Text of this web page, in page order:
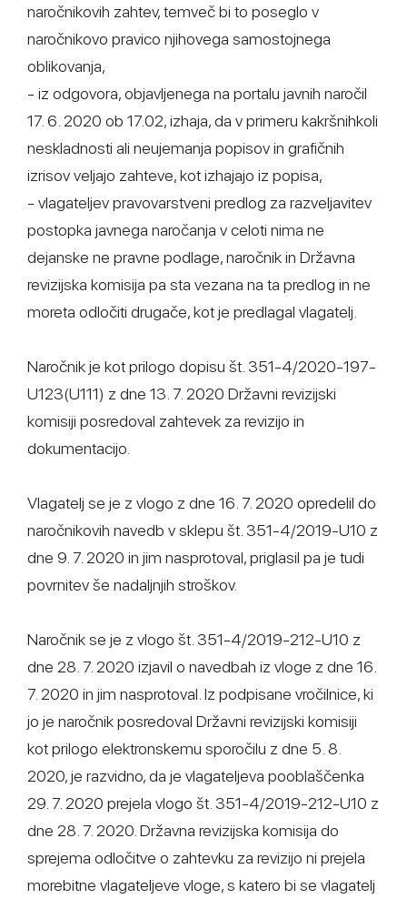
naročnikovih zahtev, temveč bi to poseglo v
naročnikovo pravico njihovega samostojnega
oblikovanja,
- iz odgovora, objavljenega na portalu javnih naročil
17. 6. 2020 ob 17.02, izhaja, da v primeru kakršnihkoli
neskladnosti ali neujemanja popisov in grafičnih
izrisov veljajo zahteve, kot izhajajo iz popisa,
- vlagateljev pravovarstveni predlog za razveljavitev
postopka javnega naročanja v celoti nima ne
dejanske ne pravne podlage, naročnik in Državna
revizijska komisija pa sta vezana na ta predlog in ne
moreta odločiti drugače, kot je predlagal vlagatelj.
Naročnik je kot prilogo dopisu št. 351-4/2020-197-
U123(U111) z dne 13. 7. 2020 Državni revizijski
komisiji posredoval zahtevek za revizijo in
dokumentacijo.
Vlagatelj se je z vlogo z dne 16. 7. 2020 opredelil do
naročnikovih navedb v sklepu št. 351-4/2019-U10 z
dne 9. 7. 2020 in jim nasprotoval, priglasil pa je tudi
povrnitev še nadaljnjih stroškov.
Naročnik se je z vlogo št. 351-4/2019-212-U10 z
dne 28. 7. 2020 izjavil o navedbah iz vloge z dne 16.
7. 2020 in jim nasprotoval. Iz podpisane vročilnice, ki
jo je naročnik posredoval Državni revizijski komisiji
kot prilogo elektronskemu sporočilu z dne 5. 8.
2020, je razvidno, da je vlagateljeva pooblaščenka
29. 7. 2020 prejela vlogo št. 351-4/2019-212-U10 z
dne 28. 7. 2020. Državna revizijska komisija do
sprejema odločitve o zahtevku za revizijo ni prejela
morebitne vlagateljeve vloge, s katero bi se vlagatelj